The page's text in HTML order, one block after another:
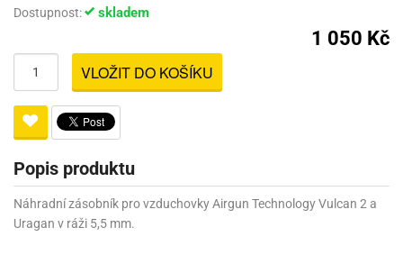
Dostupnost:
skladem
1 050 Kč
VLOŽIT DO KOŠÍKU
Popis produktu
Náhradní zásobník pro vzduchovky Airgun Technology Vulcan 2 a
Uragan v ráži 5,5 mm.